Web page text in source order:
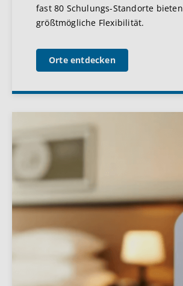
fast 80 Schulungs-Standorte bieten
größtmögliche Flexibilität.
Orte entdecken